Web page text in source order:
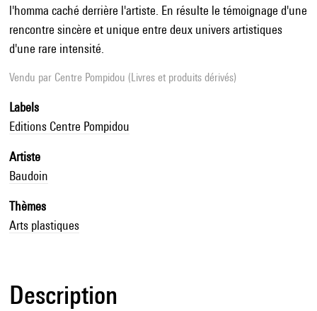
l'homma caché derrière l'artiste. En résulte le témoignage d'une
rencontre sincère et unique entre deux univers artistiques
d'une rare intensité.
Vendu par Centre Pompidou (Livres et produits dérivés)
Labels
Editions Centre Pompidou
Artiste
Baudoin
Thèmes
Arts plastiques
Description